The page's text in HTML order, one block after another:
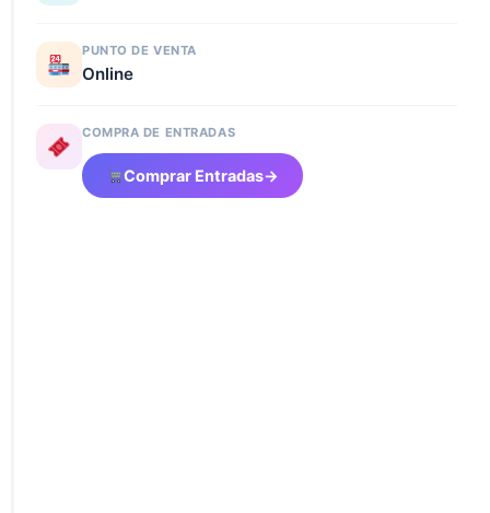
PUNTO DE VENTA
Online
COMPRA DE ENTRADAS
Comprar Entradas→